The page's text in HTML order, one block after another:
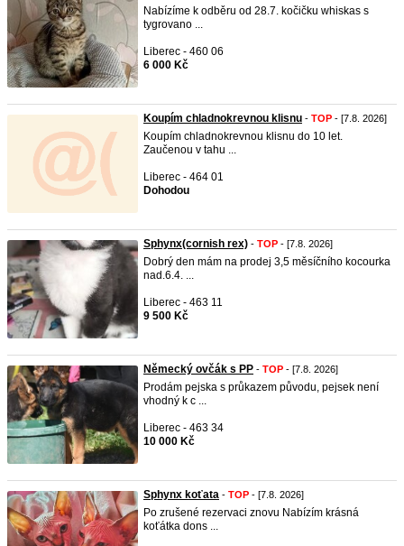
Nabízíme k odběru od 28.7. kočičku whiskas s
tygrovano ...
Liberec - 460 06
6 000 Kč
Koupím chladnokrevnou klisnu - TOP - [7.8. 2026]
Koupím chladnokrevnou klisnu do 10 let.
Zaučenou v tahu ...
Liberec - 464 01
Dohodou
Sphynx(cornish rex) - TOP - [7.8. 2026]
Dobrý den mám na prodej 3,5 měsíčního kocourka
nad.6.4. ...
Liberec - 463 11
9 500 Kč
Německý ovčák s PP - TOP - [7.8. 2026]
Prodám pejska s průkazem původu, pejsek není
vhodný k c ...
Liberec - 463 34
10 000 Kč
Sphynx koťata - TOP - [7.8. 2026]
Po zrušené rezervaci znovu Nabízím krásná
koťátka dons ...